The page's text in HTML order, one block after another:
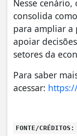
Nesse
consolida
para ampliar a
apoiar
setores da
Para saber
acessar:
FONTE/CRÉDITOS: